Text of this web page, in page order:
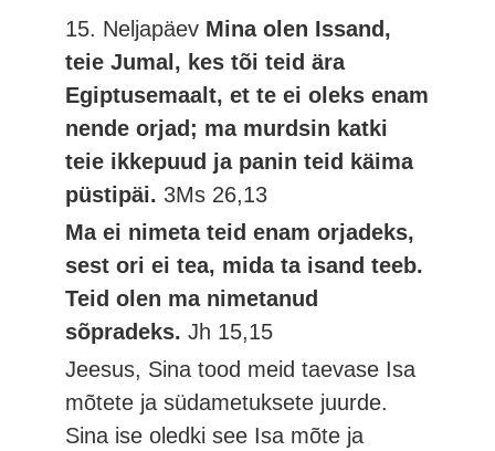
15. Neljapäev Mina olen Issand,
teie Jumal, kes tõi teid ära
Egiptusemaalt, et te ei oleks enam
nende orjad; ma murdsin katki
teie ikkepuud ja panin teid käima
püstipäi. 3Ms 26,13
Ma ei nimeta teid enam orjadeks,
sest ori ei tea, mida ta isand teeb.
Teid olen ma nimetanud
sõpradeks.Jh 15,15
Jeesus, Sina tood meid taevase Isa
mõtete ja südametuksete juurde.
Sina ise oledki see Isa mõte ja